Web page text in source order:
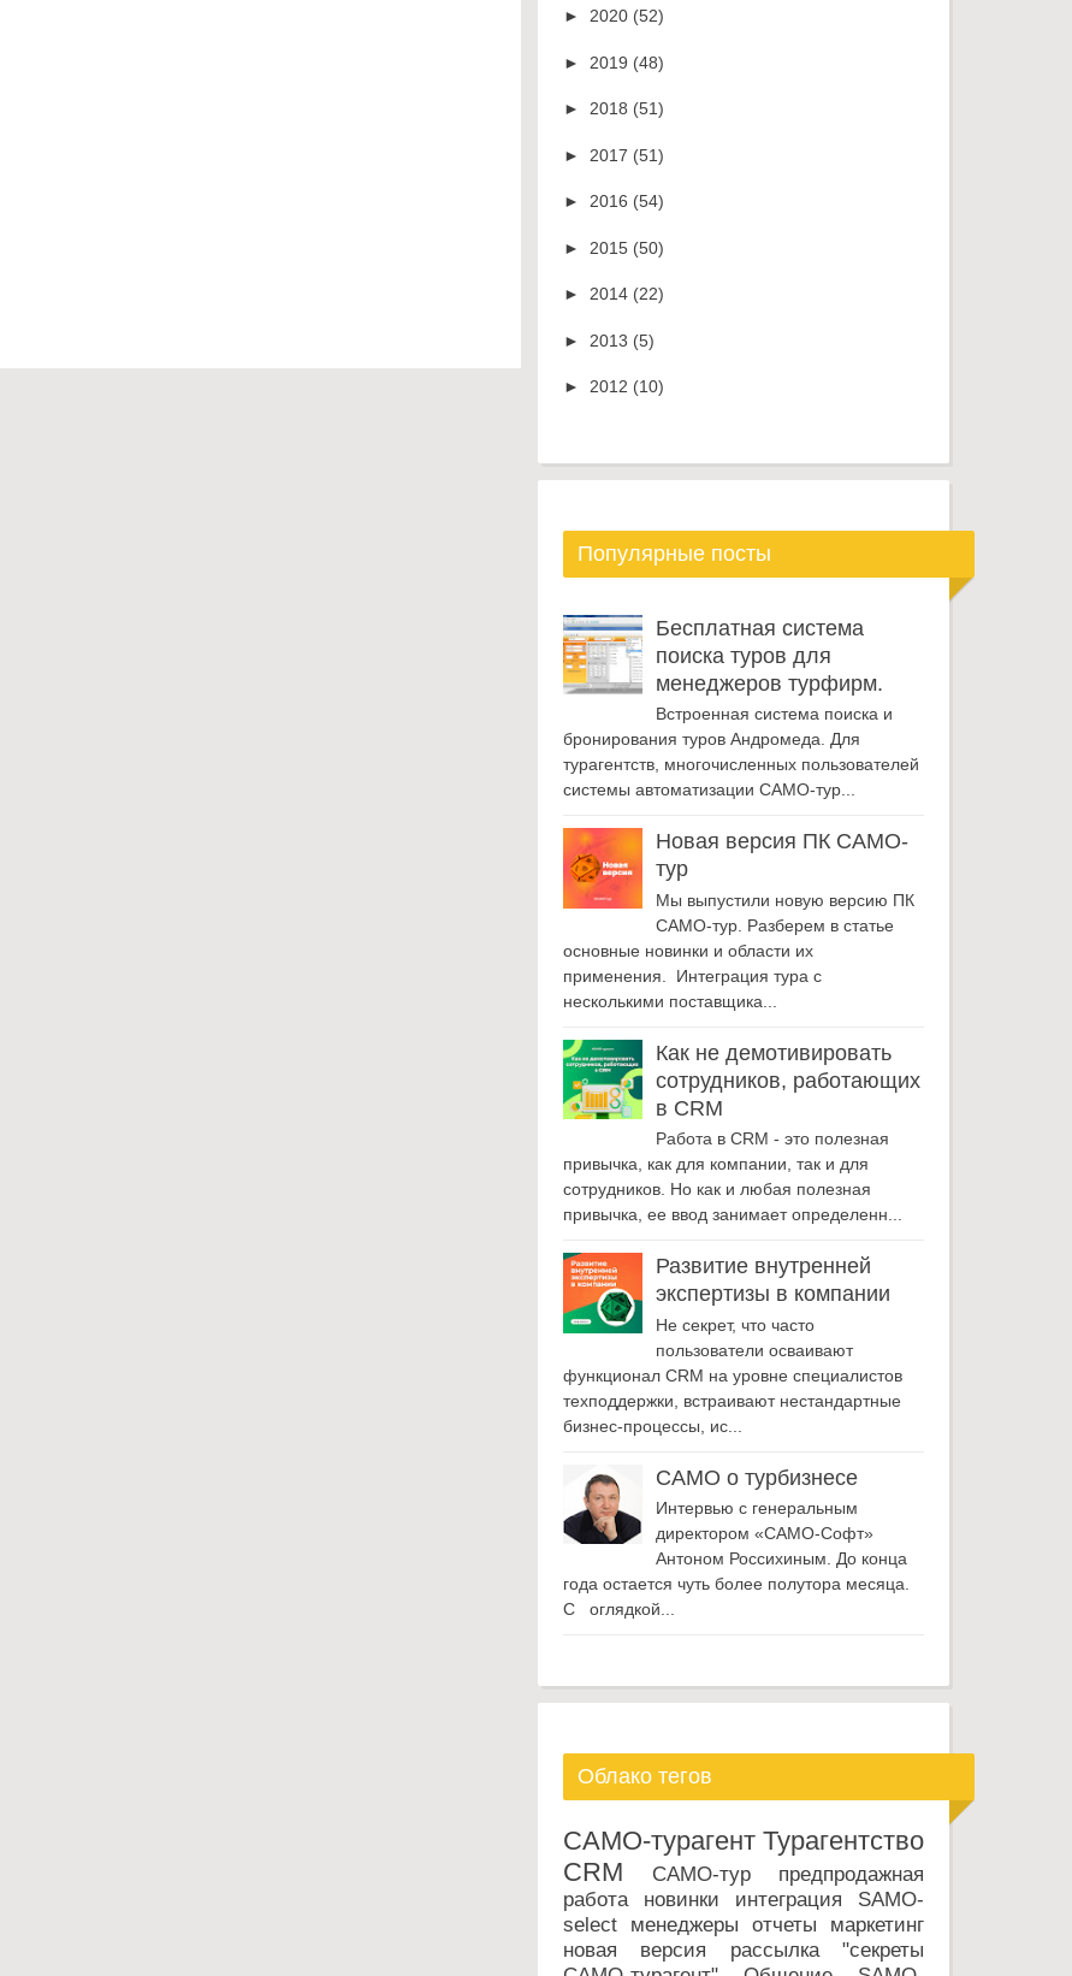
► 2020 (52)
► 2019 (48)
► 2018 (51)
► 2017 (51)
► 2016 (54)
► 2015 (50)
► 2014 (22)
► 2013 (5)
► 2012 (10)
Популярные посты
Бесплатная система
поиска туров для
менеджеров турфирм.
Встроенная система поиска и
бронирования туров Андромеда. Для
турагентств, многочисленных пользователей
системы автоматизации САМО-тур...
Новая версия ПК САМО-
тур
Мы выпустили новую версию ПК
САМО-тур. Разберем в статье
основные новинки и области их
применения. Интеграция тура с
несколькими поставщика...
Как не демотивировать
сотрудников, работающих
в CRM
Работа в CRM - это полезная
привычка, как для компании, так и для
сотрудников. Но как и любая полезная
привычка, ее ввод занимает определенн...
Развитие внутренней
экспертизы в компании
Не секрет, что часто
пользователи осваивают
функционал CRM на уровне специалистов
техподдержки, встраивают нестандартные
бизнес-процессы, ис...
САМО о турбизнесе
Интервью с генеральным
директором «САМО-Софт»
Антоном Россихиным. До конца
года остается чуть более полутора месяца.
С оглядкой...
Облако тегов
САМО-турагент Турагентство
CRM
САМО-тур
предпродажная
работа
новинки интеграция
SAMO-
select
менеджеры отчеты
маркетинг
новая версия
рассылка
"секреты